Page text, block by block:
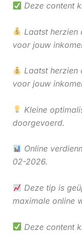
Deze content
Laatst
voor jouw
Laatst herzien
voor jouw
Kleine
doorgevoerd.
Online
02-2026.
Deze tip is
maximale online
Deze content